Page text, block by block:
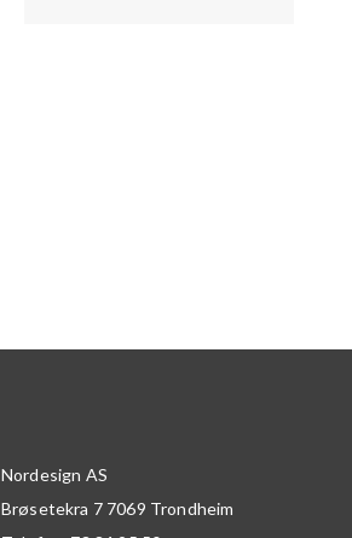
Nordesign AS
Brøsetekra 7 7069 Trondheim